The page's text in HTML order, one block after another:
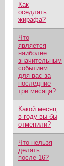
Как
оседлать
жирафа?
Что
является
наиболее
значительным
событием
для вас за
последние
три месяца?
Какой месяц
в году вы бы
отменили?
Что нельзя
делать
после 16?